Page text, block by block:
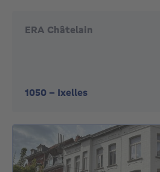
ERA Châtelain
1050 - Ixelles